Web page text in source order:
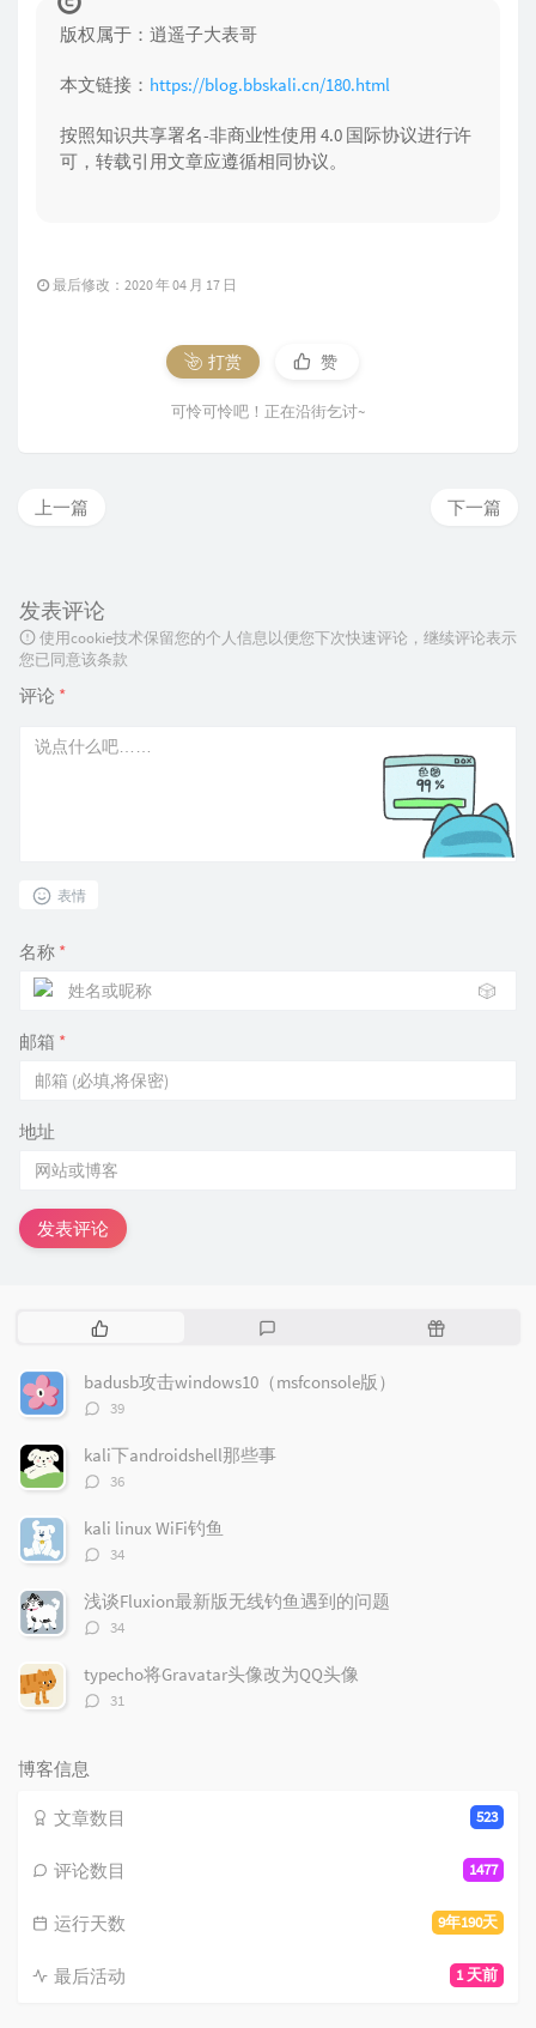
版权属于：逍遥子大表哥
本文链接： https://blog.bbskali.cn/180.html
按照知识共享署名-非商业性使用 4.0 国际协议进行许
可，转载引用文章应遵循相同协议。
最后修改：2020 年 04 月 17 日
打赏 赞
可怜可怜吧！正在沿街乞讨~
下一篇
上一篇
发表评论
使用cookie技术保留您的个人信息以便您下次快速评论，继续评论表示
您已同意该条款
评论 *
表情
名称 *
🎲
邮箱 *
地址
发表评论
热
文
章
评
随
badusb攻击windows10（msfconsole版）
评
数：
39
kali下androidshell那些事
评
数：
36
kali linux WiFi钓鱼
评
数：
34
浅谈Fluxion最新版无线钓鱼遇到的问题
评
数：
34
typecho将Gravatar头像改为QQ头像
评
31
博客信息
523
文章数目
1477
评论数目
9年190天
运行天数
1 天前
最后活动